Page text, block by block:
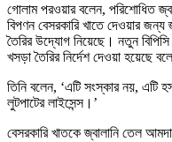
গোলাম পরওয়ার বলেন, পরিশোধিত
বিপণন বেসরকারি খাতে দেওয়ার জন্য
তৈরির উদ্যোগ নিয়েছে। নতুন বিপিসি
খসড়া তৈরির নির্দেশ দেওয়া হয়েছে
তিনি বলেন, ‘এটি সংস্কার নয়, এটি
লুটপাটের লাইসেন্স।’
বেসরকারি খাতকে জ্বালানি তেল